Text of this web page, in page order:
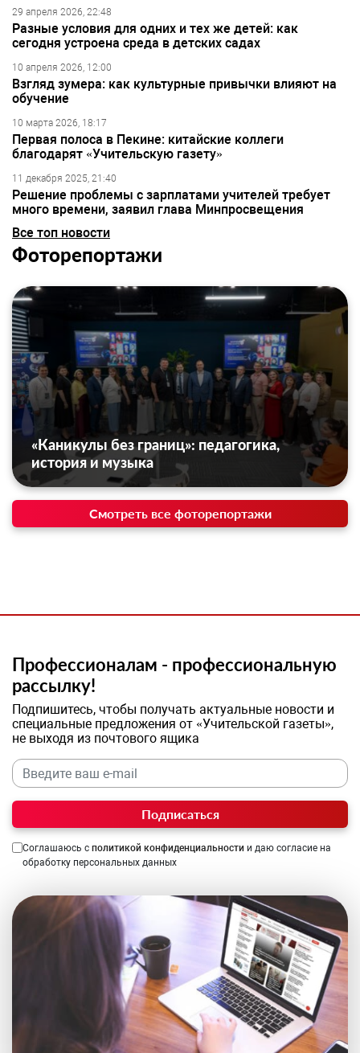
29 апреля 2026, 22:48
Разные условия для одних и тех же детей: как
сегодня устроена среда в детских садах
10 апреля 2026, 12:00
Взгляд зумера: как культурные привычки влияют на
обучение
10 марта 2026, 18:17
Первая полоса в Пекине: китайские коллеги
благодарят «Учительскую газету»
11 декабря 2025, 21:40
Решение проблемы с зарплатами учителей требует
много времени, заявил глава Минпросвещения
Все топ новости
Фоторепортажи
«Каникулы без границ»: педагогика,
история и музыка
Смотреть все фоторепортажи
Профессионалам - профессиональную
рассылку!
Подпишитесь, чтобы получать актуальные новости и
специальные предложения от «Учительской газеты»,
не выходя из почтового ящика
Подписаться
Соглашаюсь с политикой конфиденциальности и даю согласие на
обработку персональных данных